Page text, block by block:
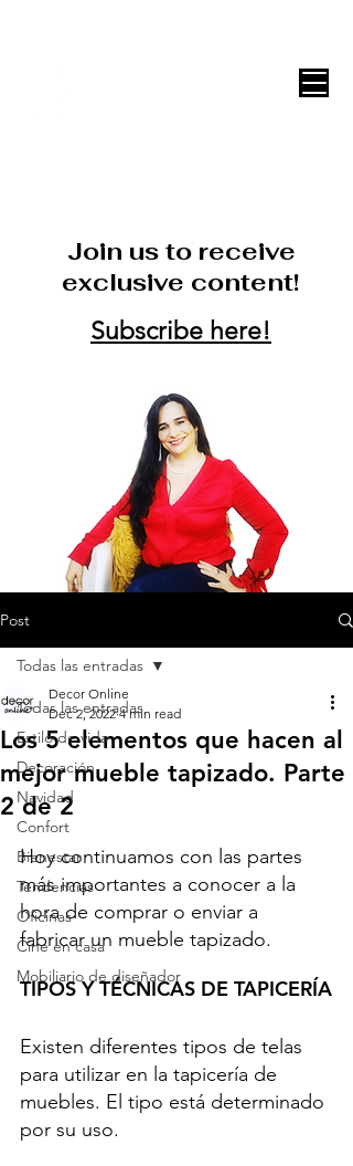
Join us to receive
exclusive content!
Subscribe here!
Post
Todas las entradas
Estilo de vida
Decoración
Navidad
Confort
Bienestar
Tendencias
Oficinas
Cine en casa
Mobiliario de diseñador
Todas las entradas
Los 5 elementos que hacen al
mejor mueble tapizado. Parte
2 de 2
Decor Online
Dec 2, 2022 4 min read
Hoy continuamos con las partes
más importantes a conocer a la
hora de comprar o enviar a
fabricar un mueble tapizado.
TIPOS Y TÉCNICAS DE TAPICERÍA
Existen diferentes tipos de telas
para utilizar en la tapicería de
muebles. El tipo está determinado
por su uso.